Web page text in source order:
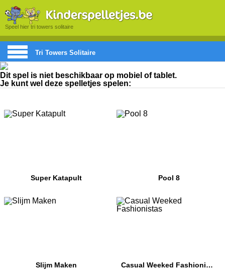
Speel hier tri towers solitaire
Tri Towers Solitaire
Dit spel is niet beschikbaar op mobiel of tablet.
Je kunt wel deze spelletjes spelen:
Super Katapult Pool 8
Slijm Maken Casual Weeked Fashionistas